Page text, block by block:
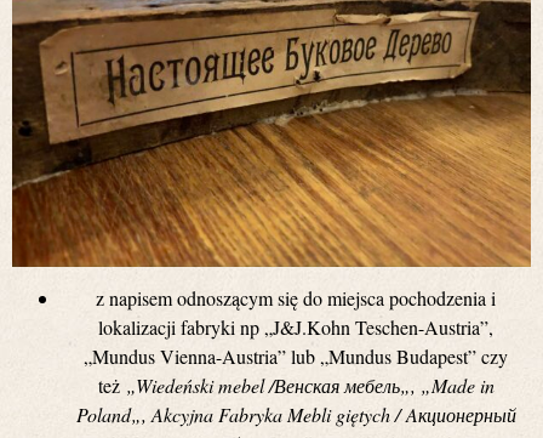
z napisem odnoszącym się do miejsca pochodzenia i
lokalizacji fabryki np „J&J.Kohn Teschen-Austria”,
„Mundus Vienna-Austria” lub „Mundus Budapest” czy
też „Wiedeński mebel /Венская мебель„, „Made in
Poland„, Akcyjna Fabryka Mebli giętych /Aкционерный